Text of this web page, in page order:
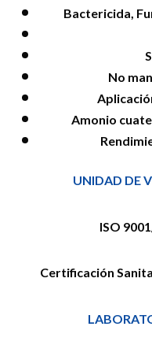
Bactericida,
No
Amonio
UNIDAD DE
ISO
Certificación